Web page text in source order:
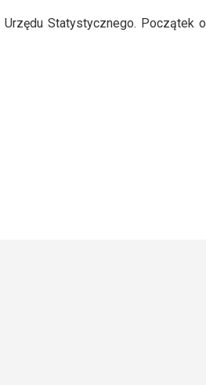
Urzędu Statystycznego. Początek o